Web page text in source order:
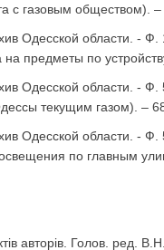
с газовым обществом).
Одесской области. -
предметы по
Одесской области. -
текущим газом). –
Одесской области. -
освещения по главным
авторів. Голов. ред.